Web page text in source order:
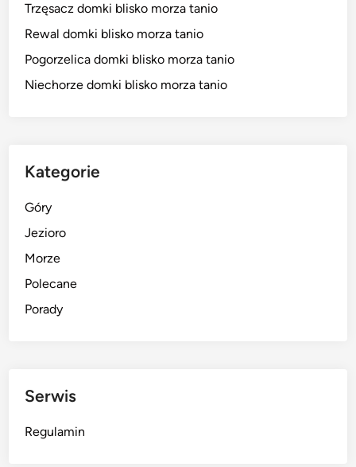
Trzęsacz domki blisko morza tanio
Rewal domki blisko morza tanio
Pogorzelica domki blisko morza tanio
Niechorze domki blisko morza tanio
Kategorie
Góry
Jezioro
Morze
Polecane
Porady
Serwis
Regulamin